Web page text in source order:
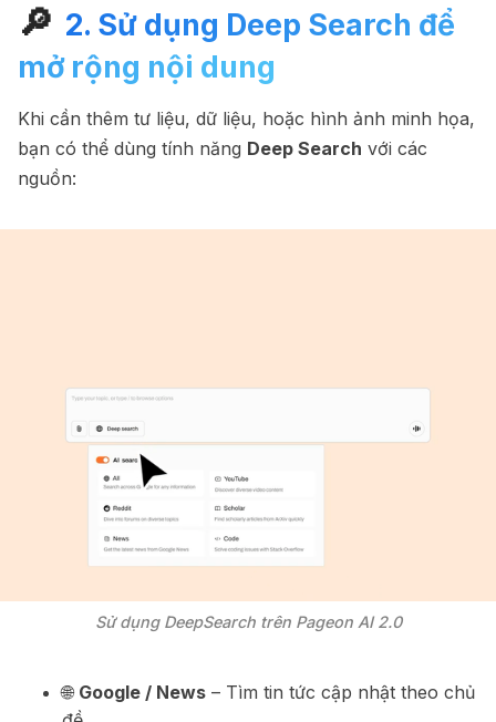
🔎 2. Sử dụng Deep Search để
mở rộng nội dung
Khi cần thêm tư liệu, dữ liệu, hoặc hình ảnh minh họa,
bạn có thể dùng tính năng Deep Search với các
nguồn:
Sử dụng DeepSearch trên Pageon AI 2.0
🌐 Google / News – Tìm tin tức cập nhật theo chủ